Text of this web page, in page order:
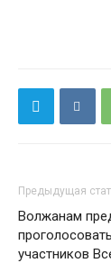
Предыдущая
Волжанам
участников